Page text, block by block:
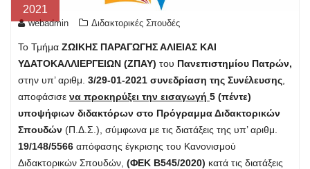
2021
webadmin Διδακτορικές Σπουδές
Το Τμήμα ΖΩΙΚΗΣ ΠΑΡΑΓΩΓΗΣ ΑΛΙΕΙΑΣ ΚΑΙ
ΥΔΑΤΟΚΑΛΛΙΕΡΓΕΙΩΝ (ΖΠΑΥ) του Πανεπιστημίου Πατρών,
στην υπ’ αριθμ. 3/29-01-2021 συνεδρίαση της Συνέλευσης
αποφάσισε να προκηρύξει την εισαγωγή 5 (πέντε)
υποψήφιων διδακτόρων στο Πρόγραμμα Διδακτορικών
Σπουδών (Π.Δ.Σ.), σύμφωνα με τις διατάξεις της υπ’ αριθμ.
19/148/5566 απόφασης έγκρισης του Κανονισμού
Διδακτορικών Σπουδών, (ΦΕΚ Β545/2020) κατά τις διατάξεις